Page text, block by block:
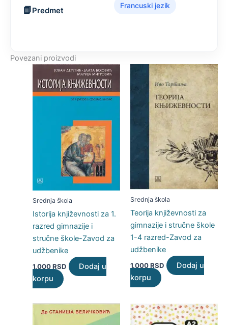
Predmet
Francuski jezik
Povezani proizvodi
Srednja škola
Istorija književnosti za 1.
razred gimnazije i
stručne škole-Zavod za
udžbenike
1.000RSD
Dodaj u
korpu
Srednja škola
Teorija književnosti za
gimnazije i stručne škole
1-4 razred-Zavod za
udžbenike
1.000RSD
Dodaj u
korpu